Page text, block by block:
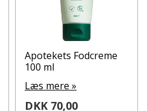
Apotekets Fodcreme
100 ml
Læs mere »
DKK 70,00